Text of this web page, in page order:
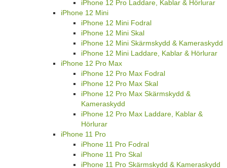
iPhone 12 Pro Laddare, Kablar & Hörlurar
iPhone 12 Mini
iPhone 12 Mini Fodral
iPhone 12 Mini Skal
iPhone 12 Mini Skärmskydd & Kameraskydd
iPhone 12 Mini Laddare, Kablar & Hörlurar
iPhone 12 Pro Max
iPhone 12 Pro Max Fodral
iPhone 12 Pro Max Skal
iPhone 12 Pro Max Skärmskydd &
Kameraskydd
iPhone 12 Pro Max Laddare, Kablar &
Hörlurar
iPhone 11 Pro
iPhone 11 Pro Fodral
iPhone 11 Pro Skal
iPhone 11 Pro Skärmskydd & Kameraskydd